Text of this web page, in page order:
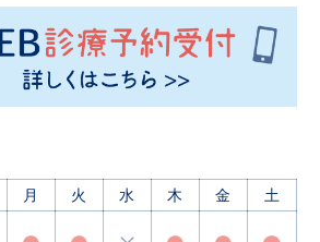
月 火 水 木 金 土